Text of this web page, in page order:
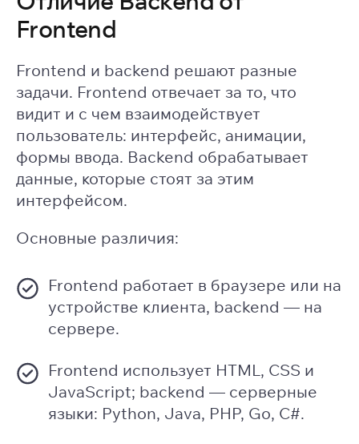
Frontend
Frontend и backend решают разные
задачи. Frontend отвечает за то, что
видит и с чем взаимодействует
пользователь: интерфейс, анимации,
формы ввода. Backend обрабатывает
данные, которые стоят за этим
интерфейсом.
Основные различия:
Frontend работает в браузере или на
устройстве клиента, backend — на
сервере.
Frontend использует HTML, CSS и
JavaScript; backend — серверные
языки: Python, Java, PHP, Go, C#.